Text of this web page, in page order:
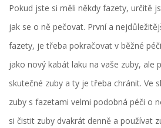
Pokud jste si měli někdy fazety, určitě
jak se o ně pečovat. První a
fazety, je třeba pokračovat v běžné
jako nový kabát laku na vaše zuby, ale
skutečné zuby a ty je třeba chránit. Ve
zuby s fazetami velmi podobná péči o
si čistit zuby dvakrát denně a používat